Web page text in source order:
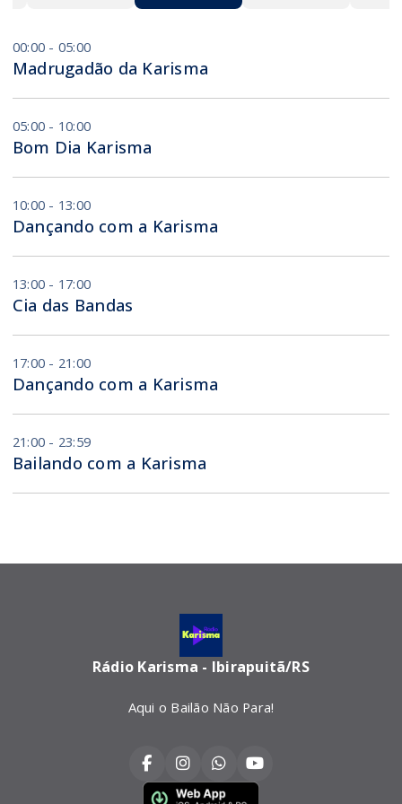
00:00 - 05:00
Madrugadão da Karisma
05:00 - 10:00
Bom Dia Karisma
10:00 - 13:00
Dançando com a Karisma
13:00 - 17:00
Cia das Bandas
17:00 - 21:00
Dançando com a Karisma
21:00 - 23:59
Bailando com a Karisma
Rádio Karisma - Ibirapuitã/RS
Aqui o Bailão Não Para!